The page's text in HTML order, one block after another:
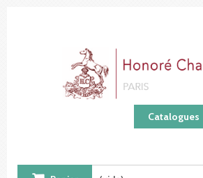
Catalogues